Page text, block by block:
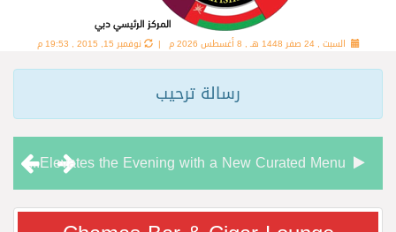
السبت , 24 صفر 1448 هـ , 8 أغسطس 2026 م | نوفمبر 15, 2015 , 19:53 م
رسالة ترحيب
Chamas Bar & Cigar Lounge Elevates the Evening with a New Curated Menu
“شاماس” يقدّم تجربة مسائية راقية مع قائمة جديدة مستوحاة من النكهات البرازيلية